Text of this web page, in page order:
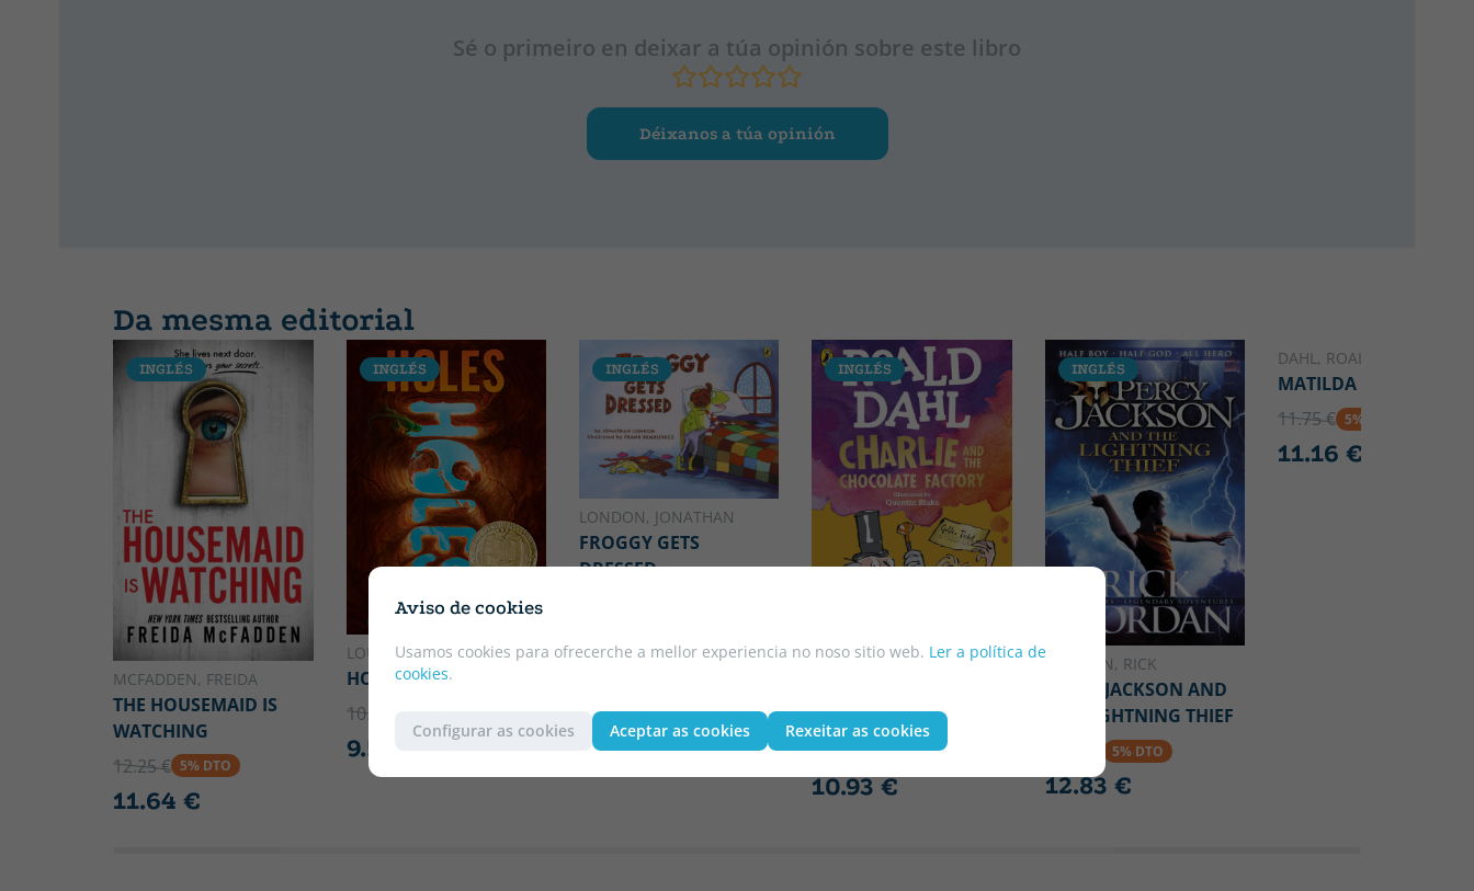
Aviso de cookies
Usamos cookies para ofrecerche a mellor experiencia no noso sitio web. Ler a política de
cookies.
Configurar as cookies Aceptar as cookies Rexeitar as cookies
Sé o primeiro en deixar a túa opinión sobre este libro
Déixanos a túa opinión
Da mesma editorial
INGLÉS
MCFADDEN, FREIDA
THE HOUSEMAID IS
WATCHING
12.25 € 5% DTO
11.64 €
INGLÉS
LOUIS SACHAR
HOLES
10.10 €
9.59 €
INGLÉS
LONDON, JONATHAN
FROGGY GETS
DRESSED
10.21 €
INGLÉS
DAHL, ROALD
CHOCOLATE FACTORY
11.50 € 5% DTO
10.93 €
INGLÉS
RIORDAN, RICK
PERCY JACKSON AND
THE LIGHTNING THIEF
5% DTO
12.83 €
INGLÉS
DAHL, ROALD
MATILDA
11.75 € 5% DTO
11.16 €